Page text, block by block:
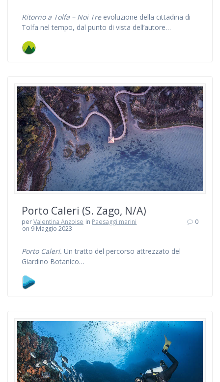
Ritorno a Tolfa – Noi Treevoluzione della cittadina di
Tolfa nel tempo, dal punto di vista dell’autore…
Porto Caleri (S. Zago, N/A)
perValentina Anzoise in Paesaggi marini
on 9 Maggio 2023
0
Porto Caleri. Un tratto del percorso attrezzato del
Giardino Botanico…